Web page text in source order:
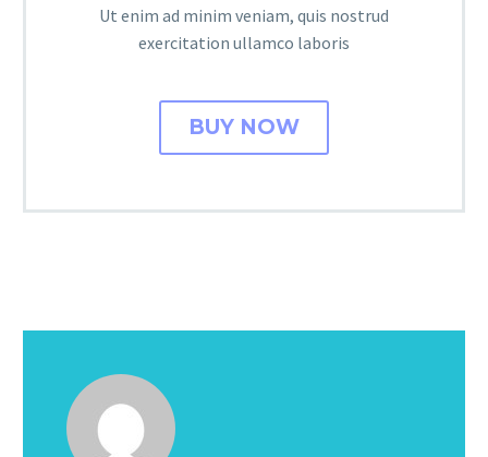
Ut enim ad minim veniam, quis nostrud
exercitation ullamco laboris
BUY NOW